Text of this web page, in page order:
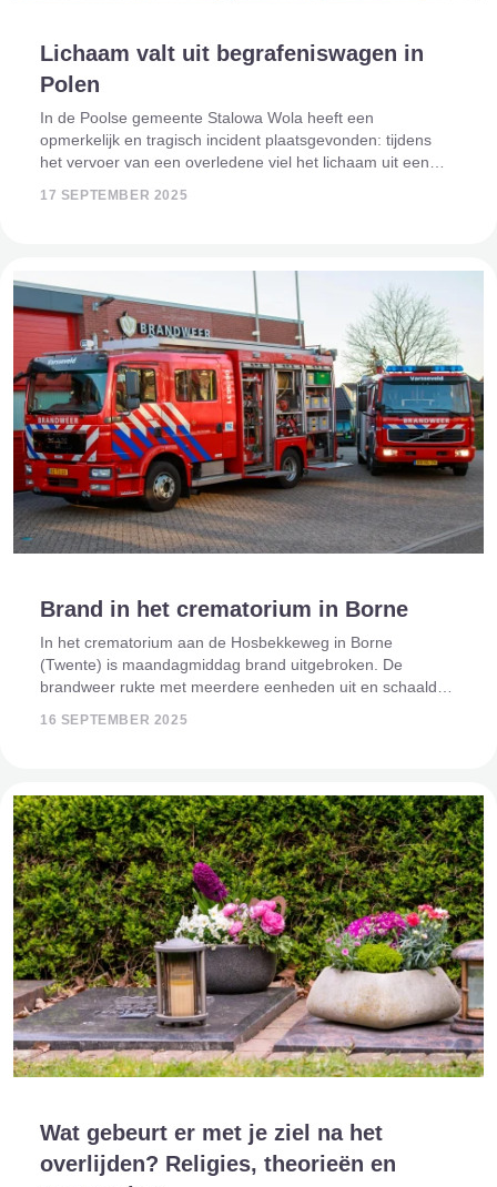
Lichaam valt uit begrafeniswagen in
Polen
In de Poolse gemeente Stalowa Wola heeft een
opmerkelijk en tragisch incident plaatsgevonden: tijdens
het vervoer van een overledene viel het lichaam uit een
17 SEPTEMBER 2025
Brand in het crematorium in Borne
In het crematorium aan de Hosbekkeweg in Borne
(Twente) is maandagmiddag brand uitgebroken. De
brandweer rukte met meerdere eenheden uit en schaalde
16 SEPTEMBER 2025
Wat gebeurt er met je ziel na het
overlijden? Religies, theorieën en